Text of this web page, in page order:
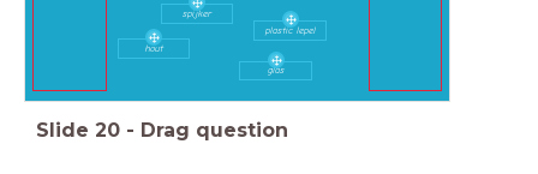
plastic lepel
spijker
glas
hout
Slide 20 - Drag question